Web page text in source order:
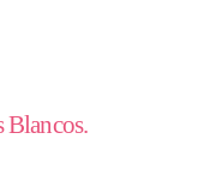
Blancos.